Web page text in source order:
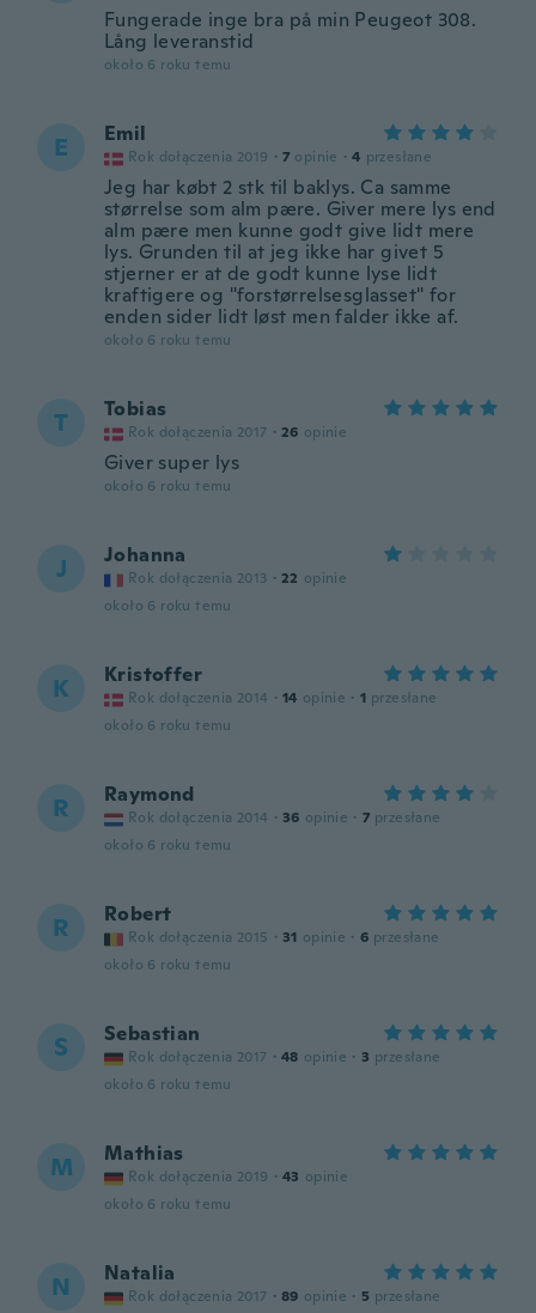
Fungerade inge bra på min Peugeot 308.
Lång leveranstid
około 6 roku temu
E Emil
Rok dołączenia 2019 · 7 opinie · 4 przesłane
Jeg har købt 2 stk til baklys. Ca samme
størrelse som alm pære. Giver mere lys end
alm pære men kunne godt give lidt mere
lys. Grunden til at jeg ikke har givet 5
stjerner er at de godt kunne lyse lidt
kraftigere og "forstørrelsesglasset" for
enden sider lidt løst men falder ikke af.
około 6 roku temu
T Tobias
Rok dołączenia 2017 · 26 opinie
Giver super lys
około 6 roku temu
J Johanna
Rok dołączenia 2013 · 22 opinie
około 6 roku temu
K Kristoffer
Rok dołączenia 2014 · 14 opinie · 1 przesłane
około 6 roku temu
R Raymond
Rok dołączenia 2014 · 36 opinie · 7 przesłane
około 6 roku temu
R Robert
Rok dołączenia 2015 · 31 opinie · 6 przesłane
około 6 roku temu
S Sebastian
Rok dołączenia 2017 · 48 opinie · 3 przesłane
około 6 roku temu
M Mathias
Rok dołączenia 2019 · 43 opinie
około 6 roku temu
N Natalia
Rok dołączenia 2017 · 89 opinie · 5 przesłane